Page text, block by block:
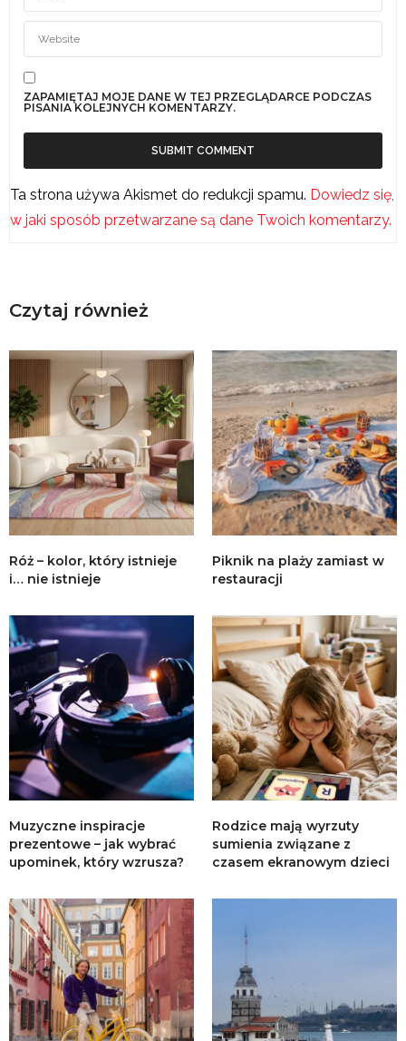
ZAPAMIĘTAJ MOJE DANE W TEJ PRZEGLĄDARCE PODCZAS
PISANIA KOLEJNYCH KOMENTARZY.
Ta strona używa Akismet do redukcji spamu. Dowiedz się,
w jaki sposób przetwarzane są dane Twoich komentarzy.
Czytaj również
Róż – kolor, który istnieje
i… nie istnieje
Piknik na plaży zamiast w
restauracji
Muzyczne inspiracje
prezentowe – jak wybrać
upominek, który wzrusza?
Rodzice mają wyrzuty
sumienia związane z
czasem ekranowym dzieci